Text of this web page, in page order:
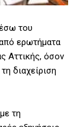
του
ερωτήματα
Αττικής, όσον
διαχείριση
τη